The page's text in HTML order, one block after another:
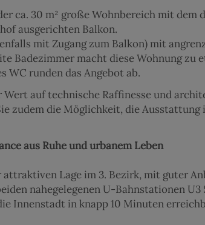
ca. 30 m² große Wohnbereich mit dem
ausgerichten Balkon.
mit Zugang zum Balkon) mit
Badezimmer macht diese Wohnung zu
WC runden das Angebot ab.
auf technische Raffinesse und
zudem die Möglichkeit, die
aus Ruhe und urbanem Leben
Lage im 3. Bezirk, mit guter
nahegelegenen U-Bahnstationen U3
Innenstadt in knapp 10 Minuten